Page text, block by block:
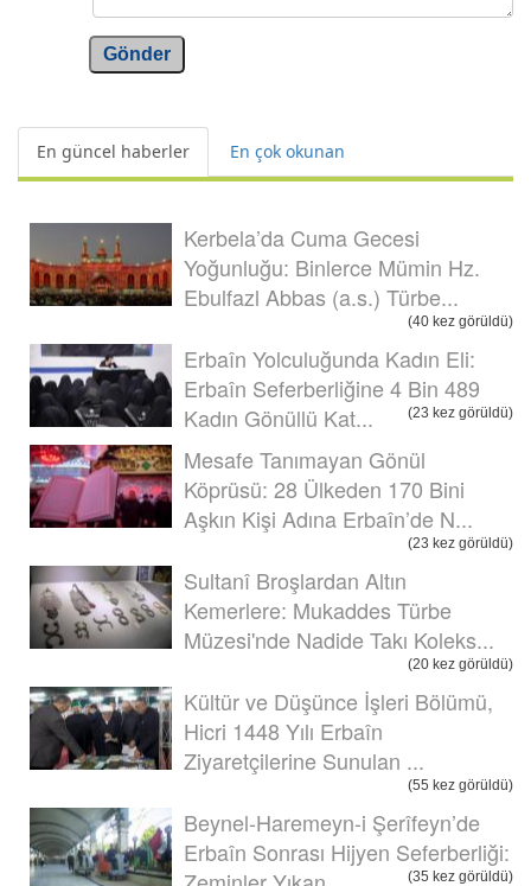
Gönder
En güncel haberler En çok okunan
Kerbela’da Cuma Gecesi
Yoğunluğu: Binlerce Mümin Hz.
Ebulfazl Abbas (a.s.) Türbe...
(40 kez görüldü)
Erbaîn Yolculuğunda Kadın Eli:
Erbaîn Seferberliğine 4 Bin 489
Kadın Gönüllü Kat...
(23 kez görüldü)
Mesafe Tanımayan Gönül
Köprüsü: 28 Ülkeden 170 Bini
Aşkın Kişi Adına Erbaîn’de N...
(23 kez görüldü)
Sultanî Broşlardan Altın
Kemerlere: Mukaddes Türbe
Müzesi'nde Nadide Takı Koleks...
(20 kez görüldü)
Kültür ve Düşünce İşleri Bölümü,
Hicri 1448 Yılı Erbaîn
Ziyaretçilerine Sunulan ...
(55 kez görüldü)
Beynel-Haremeyn-i Şerîfeyn’de
Erbaîn Sonrası Hijyen Seferberliği:
(35 kez görüldü)